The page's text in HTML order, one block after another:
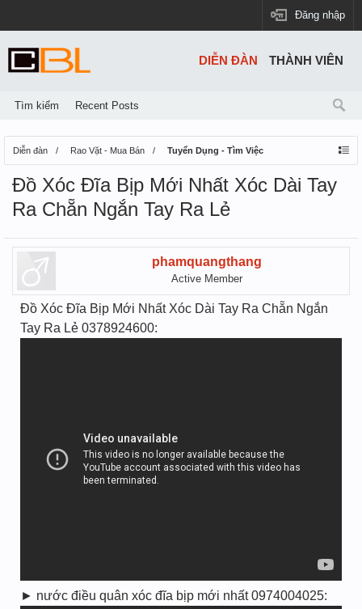
Đăng nhập
Diễn đàn Rao Vặt - Mua Bán Tuyển Dụng - Tìm Việc
Đồ Xóc Đĩa Bịp Mới Nhất Xóc Dài Tay
Ra Chẵn Ngắn Tay Ra Lẻ
phamquangthang
Active Member
Đồ Xóc Đĩa Bịp Mới Nhất Xóc Dài Tay Ra Chẵn Ngắn
Tay Ra Lẻ 0378924600:
► nước điều quân xóc đĩa bịp mới nhất 0974004025:
DIỄN ĐÀN
Tìm kiếm Recent Posts
THÀNH VIÊN